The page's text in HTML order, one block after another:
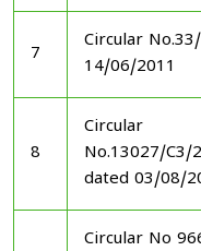
7
Circular
14/06/2011
8
Circular
No.13027/C3/
dated 03/08/
Circular No